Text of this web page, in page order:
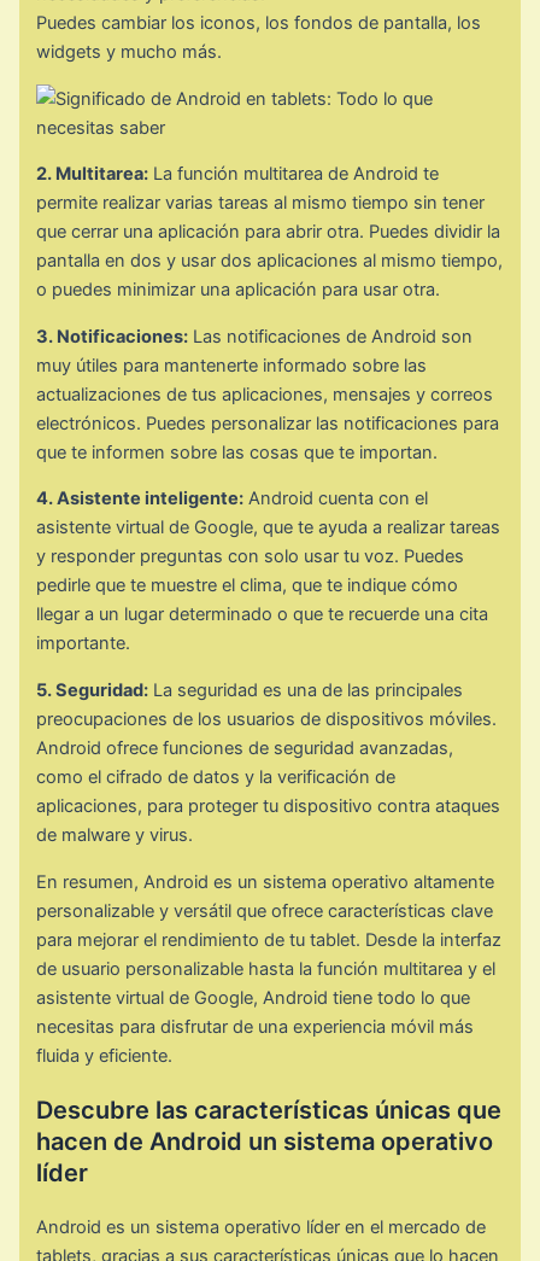
Puedes cambiar los iconos, los fondos de pantalla, los
widgets y mucho más.
2. Multitarea: La función multitarea de Android te
permite realizar varias tareas al mismo tiempo sin tener
que cerrar una aplicación para abrir otra. Puedes dividir la
pantalla en dos y usar dos aplicaciones al mismo tiempo,
o puedes minimizar una aplicación para usar otra.
3. Notificaciones: Las notificaciones de Android son
muy útiles para mantenerte informado sobre las
actualizaciones de tus aplicaciones, mensajes y correos
electrónicos. Puedes personalizar las notificaciones para
que te informen sobre las cosas que te importan.
4. Asistente inteligente: Android cuenta con el
asistente virtual de Google, que te ayuda a realizar tareas
y responder preguntas con solo usar tu voz. Puedes
pedirle que te muestre el clima, que te indique cómo
llegar a un lugar determinado o que te recuerde una cita
importante.
5. Seguridad: La seguridad es una de las principales
preocupaciones de los usuarios de dispositivos móviles.
Android ofrece funciones de seguridad avanzadas,
como el cifrado de datos y la verificación de
aplicaciones, para proteger tu dispositivo contra ataques
de malware y virus.
En resumen, Android es un sistema operativo altamente
personalizable y versátil que ofrece características clave
para mejorar el rendimiento de tu tablet. Desde la interfaz
de usuario personalizable hasta la función multitarea y el
asistente virtual de Google, Android tiene todo lo que
necesitas para disfrutar de una experiencia móvil más
fluida y eficiente.
Descubre las características únicas que
hacen de Android un sistema operativo
líder
Android es un sistema operativo líder en el mercado de
tablets, gracias a sus características únicas que lo hacen